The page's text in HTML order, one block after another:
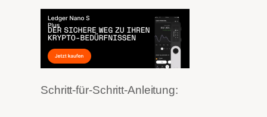
Schritt-für-Schritt-Anleitung: